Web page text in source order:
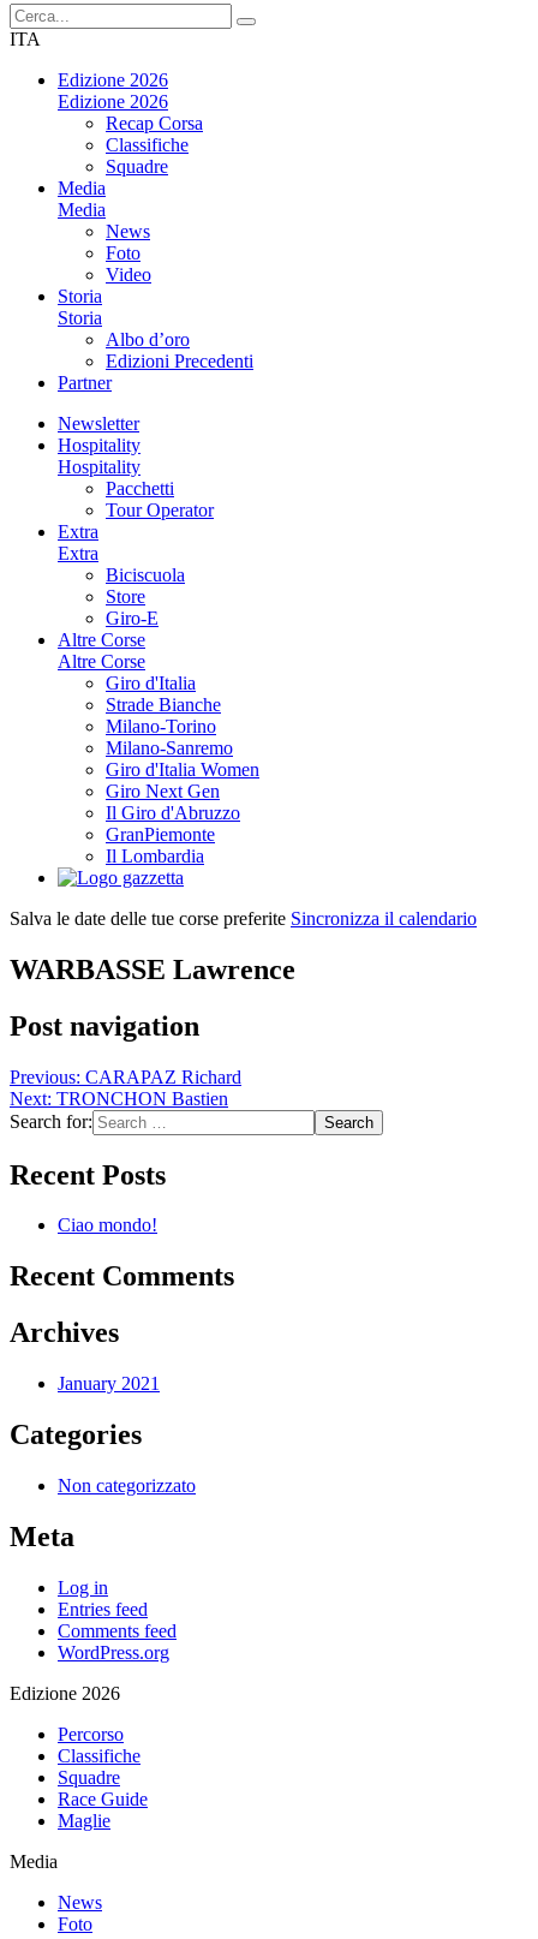
ITA
Edizione 2026
Edizione 2026
Recap Corsa
Classifiche
Squadre
Media
Media
News
Foto
Video
Storia
Storia
Albo d’oro
Edizioni Precedenti
Partner
Newsletter
Hospitality
Hospitality
Pacchetti
Tour Operator
Extra
Extra
Biciscuola
Store
Giro-E
Altre Corse
Altre Corse
Giro d'Italia
Strade Bianche
Milano-Torino
Milano-Sanremo
Giro d'Italia Women
Giro Next Gen
Il Giro d'Abruzzo
GranPiemonte
Il Lombardia
Salva le date delle tue corse preferite Sincronizza il calendario
WARBASSE Lawrence
Post navigation
Previous: CARAPAZ Richard
Next: TRONCHON Bastien
Search for:
Recent Posts
Ciao mondo!
Recent Comments
Archives
January 2021
Categories
Non categorizzato
Meta
Log in
Entries feed
Comments feed
WordPress.org
Edizione 2026
Percorso
Classifiche
Squadre
Race Guide
Maglie
Media
News
Foto